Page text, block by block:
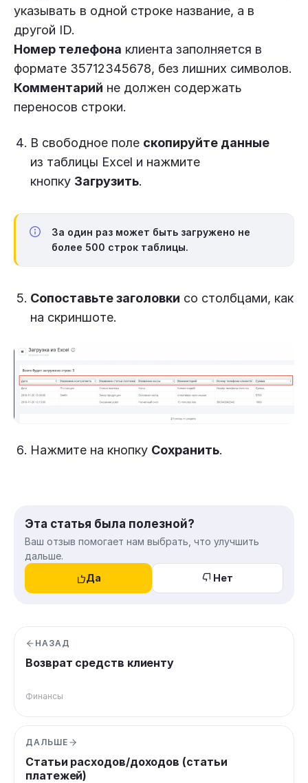
указывать в одной строке название, а в
другой ID.
Номер телефона клиента заполняется в
формате 35712345678, без лишних символов.
Комментарий не должен содержать
переносов строки.
В свободное поле скопируйте данные
из таблицы Excel и нажмите
кнопку Загрузить.
За один раз может быть загружено не
более 500 строк таблицы.
Сопоставьте заголовки со столбцами, как
на скриншоте.
Нажмите на кнопку Сохранить.
Эта статья была полезной?
Ваш отзыв помогает нам выбрать, что улучшить
дальше.
Да
Нет
НАЗАД
Возврат средств клиенту
Финансы
ДАЛЬШЕ
Статьи расходов/доходов (статьи
платежей)